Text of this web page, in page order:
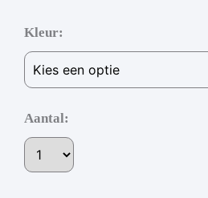
Kleur
Aantal: